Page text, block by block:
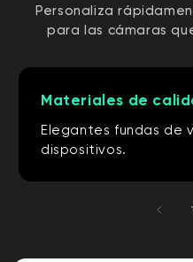
Personaliza
para las cámaras
Materiales de
Elegantes fundas de
dispositivos.
1